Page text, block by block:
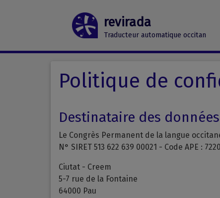
revirada
Traducteur automatique occitan
Politique de
Destinataire des données
Le Congrès Permanent de la langue
N° SIRET 513 622 639 00021 - Code APE :
Ciutat - Creem
5-7 rue de la Fontaine
64000 Pau